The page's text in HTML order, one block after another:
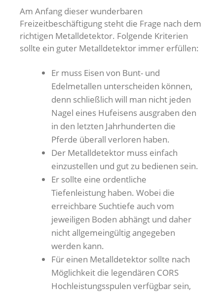
Am Anfang dieser wunderbaren
Freizeitbeschäftigung steht die Frage nach dem
richtigen Metalldetektor. Folgende Kriterien
sollte ein guter Metalldetektor immer erfüllen:
Er muss Eisen von Bunt- und
Edelmetallen unterscheiden können,
denn schließlich will man nicht jeden
Nagel eines Hufeisens ausgraben den
in den letzten Jahrhunderten die
Pferde überall verloren haben.
Der Metalldetektor muss einfach
einzustellen und gut zu bedienen sein.
Er sollte eine ordentliche
Tiefenleistung haben. Wobei die
erreichbare Suchtiefe auch vom
jeweiligen Boden abhängt und daher
nicht allgemeingültig angegeben
werden kann.
Für einen Metalldetektor sollte nach
Möglichkeit die legendären CORS
Hochleistungsspulen verfügbar sein,